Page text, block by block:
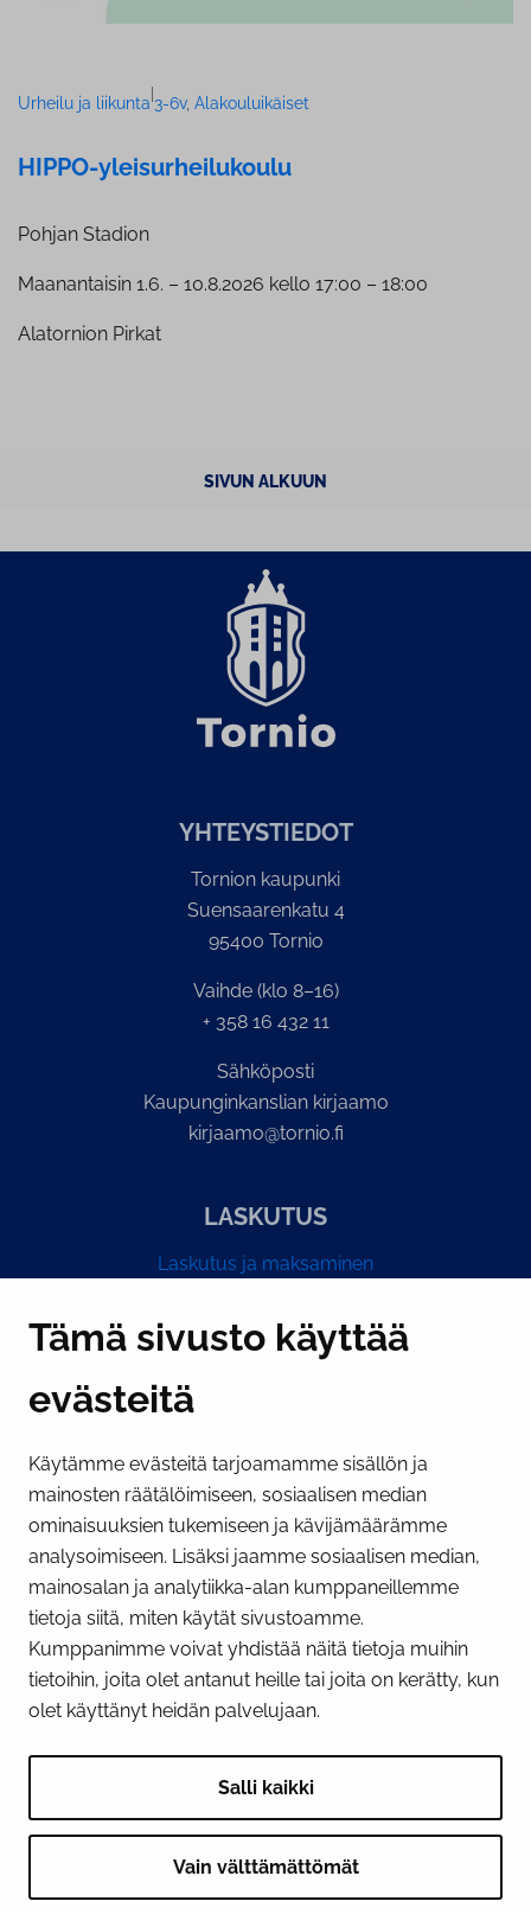
Tämä sivusto käyttää
evästeitä
Käytämme evästeitä tarjoamamme sisällön ja
mainosten räätälöimiseen, sosiaalisen median
ominaisuuksien tukemiseen ja kävijämäärämme
analysoimiseen. Lisäksi jaamme sosiaalisen median,
mainosalan ja analytiikka-alan kumppaneillemme
tietoja siitä, miten käytät sivustoamme.
Kumppanimme voivat yhdistää näitä tietoja muihin
tietoihin, joita olet antanut heille tai joita on kerätty, kun
olet käyttänyt heidän palvelujaan.
Salli kaikki
Vain välttämättömät
Urheilu ja liikunta 3-6v, Alakouluikäiset
HIPPO-ylei­sur­hei­lu­kou­lu
Pohjan Stadion
Maanantaisin 1.6. – 10.8.2026 kello 17:00 – 18:00
Alatornion Pirkat
SIVUN ALKUUN
YH­TEYS­TIE­DOT
Tornion kaupunki
Suensaarenkatu 4
95400 Tornio
Vaihde (klo 8–16)
+ 358 16 432 11
Sähköposti
Kaupunginkanslian kirjaamo
kirjaamo@tornio.fi
LASKUTUS
Laskutus ja maksaminen
PI­KA­LINK­KE­JÄ
Näytä evästeasetukseni
SOSIAALINEN MEDIA
Facebook InstagramYouTube